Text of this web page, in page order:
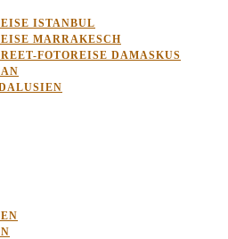
ISTANBUL
MARRAKESCH
FOTOREISE DAMASKUS